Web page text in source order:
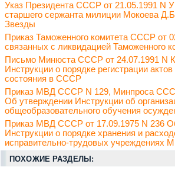
Указ Президента СССР от 21.05.1991 N
старшего сержанта милиции Мокоева
Звезды
Приказ Таможенного комитета СССР от
связанных с ликвидацией Таможенного
Письмо Минюста СССР от 24.07.1991 N
Инструкции о порядке регистрации актов
состояния в СССР
Приказ МВД СССР N 129, Минпроса
Об утверждении Инструкции об
общеобразовательного обучения
Приказ МВД СССР от 17.09.1975 N 236
Инструкции о порядке хранения и
исправительно-трудовых
ПОХОЖИЕ РАЗДЕЛЫ: